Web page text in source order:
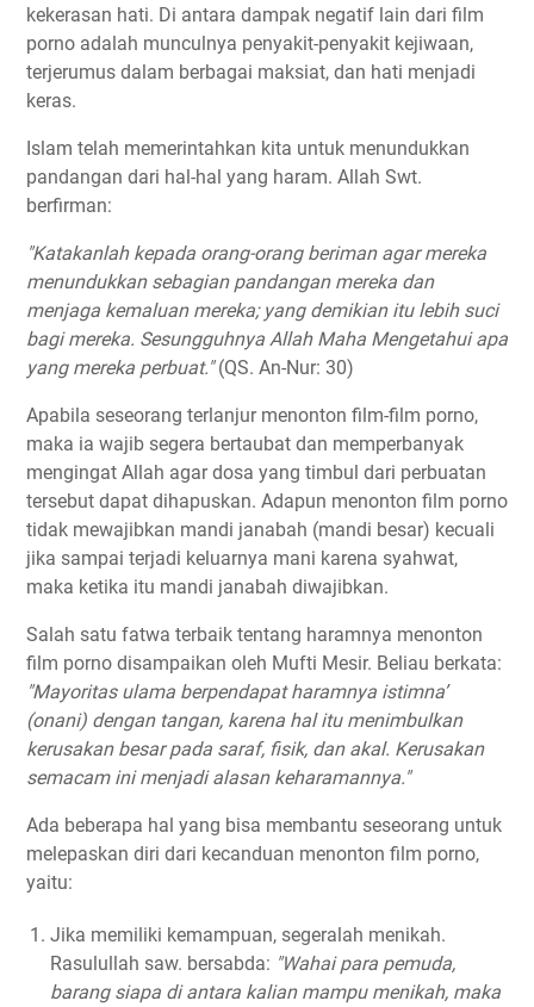
kekerasan hati. Di antara dampak negatif lain dari film
porno adalah munculnya penyakit-penyakit kejiwaan,
terjerumus dalam berbagai maksiat, dan hati menjadi
keras.
Islam telah memerintahkan kita untuk menundukkan
pandangan dari hal-hal yang haram. Allah Swt.
berfirman:
"Katakanlah kepada orang-orang beriman agar mereka
menundukkan sebagian pandangan mereka dan
menjaga kemaluan mereka; yang demikian itu lebih suci
bagi mereka. Sesungguhnya Allah Maha Mengetahui apa
yang mereka perbuat."(QS. An-Nur: 30)
Apabila seseorang terlanjur menonton film-film porno,
maka ia wajib segera bertaubat dan memperbanyak
mengingat Allah agar dosa yang timbul dari perbuatan
tersebut dapat dihapuskan. Adapun menonton film porno
tidak mewajibkan mandi janabah (mandi besar) kecuali
jika sampai terjadi keluarnya mani karena syahwat,
maka ketika itu mandi janabah diwajibkan.
Salah satu fatwa terbaik tentang haramnya menonton
film porno disampaikan oleh Mufti Mesir. Beliau berkata:
"Mayoritas ulama berpendapat haramnya istimna’
(onani) dengan tangan, karena hal itu menimbulkan
kerusakan besar pada saraf, fisik, dan akal. Kerusakan
semacam ini menjadi alasan keharamannya."
Ada beberapa hal yang bisa membantu seseorang untuk
melepaskan diri dari kecanduan menonton film porno,
yaitu:
Jika memiliki kemampuan, segeralah menikah.
Rasulullah saw. bersabda: "Wahai para pemuda,
barang siapa di antara kalian mampu menikah, maka